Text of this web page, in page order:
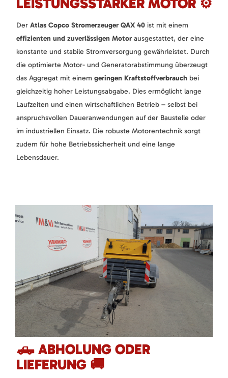
LEISTUNGSSTARKER MOTOR ⚙️
Der Atlas Copco Stromerzeuger QAX 40 ist mit einem
effizienten und zuverlässigen Motor ausgestattet, der eine
konstante und stabile Stromversorgung gewährleistet. Durch
die optimierte Motor- und Generatorabstimmung überzeugt
das Aggregat mit einem geringen Kraftstoffverbrauch bei
gleichzeitig hoher Leistungsabgabe. Dies ermöglicht lange
Laufzeiten und einen wirtschaftlichen Betrieb – selbst bei
anspruchsvollen Daueranwendungen auf der Baustelle oder
im industriellen Einsatz. Die robuste Motorentechnik sorgt
zudem für hohe Betriebssicherheit und eine lange
Lebensdauer.
🛻 ABHOLUNG ODER
LIEFERUNG 🚚